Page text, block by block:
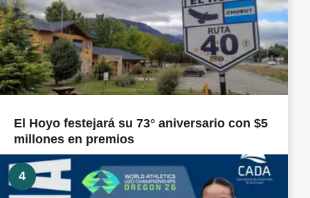
El Hoyo festejará su 73° aniversario con $5
millones en premios
4